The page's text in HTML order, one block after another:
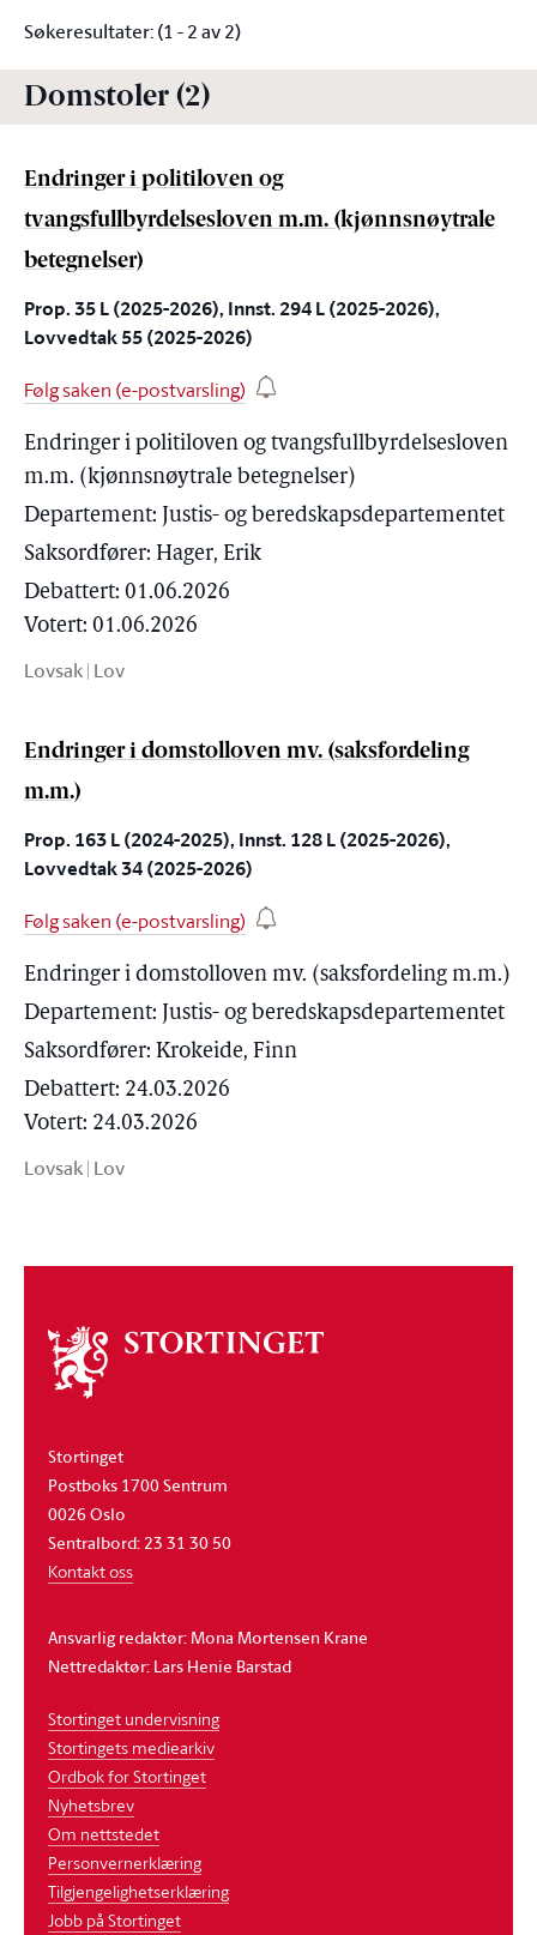
Søkeresultater: (1 - 2 av 2)
Domstoler (2)
Endringer i politiloven og
tvangsfullbyrdelsesloven m.m. (kjønnsnøytrale
betegnelser)
Prop. 35 L (2025-2026), Innst. 294 L (2025-2026),
Lovvedtak 55 (2025-2026)
Følg saken (e-postvarsling)
Endringer i politiloven og tvangsfullbyrdelsesloven
m.m. (kjønnsnøytrale betegnelser)
Departement: Justis- og beredskapsdepartementet
Saksordfører: Hager, Erik
Debattert: 01.06.2026
Votert: 01.06.2026
Lovsak| Lov
Endringer i domstolloven mv. (saksfordeling
m.m.)
Prop. 163 L (2024-2025), Innst. 128 L (2025-2026),
Lovvedtak 34 (2025-2026)
Følg saken (e-postvarsling)
Endringer i domstolloven mv. (saksfordeling m.m.)
Departement: Justis- og beredskapsdepartementet
Saksordfører: Krokeide, Finn
Debattert: 24.03.2026
Votert: 24.03.2026
Lovsak| Lov
Om
stortinget
Stortinget
Postboks 1700 Sentrum
0026 Oslo
Sentralbord: 23 31 30 50
Kontakt oss
Ansvarlig redaktør: Mona Mortensen Krane
Nettredaktør: Lars Henie Barstad
Stortinget undervisning
Stortingets mediearkiv
Ordbok for Stortinget
Nyhetsbrev
Om nettstedet
Personvernerklæring
Tilgjengelighetserklæring
Jobb på Stortinget